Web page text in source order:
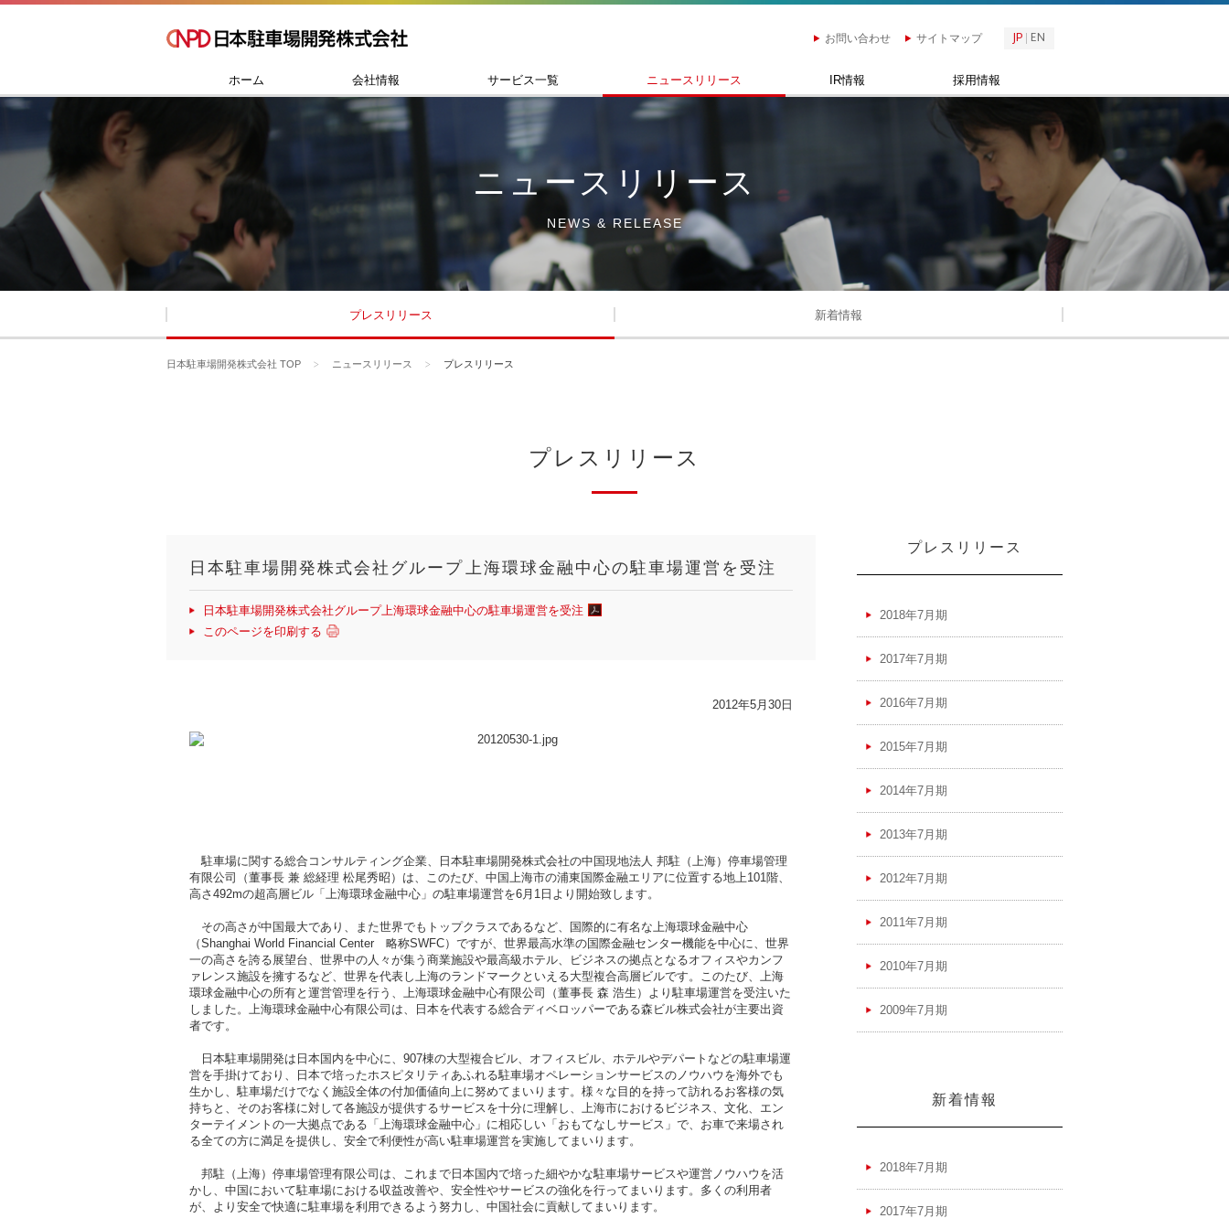
JP EN
お問い合わせ サイトマップ
ホーム 会社情報 サービス一覧 ニュースリリース IR情報 採用情報
ニュースリリース
NEWS & RELEASE
プレスリリース 新着情報
日本駐車場開発株式会社 TOP ニュースリリース プレスリリース
プレスリリース
日本駐車場開発株式会社グループ 上海環球金融中心の駐車場運営を受注
日本駐車場開発株式会社グループ 上海環球金融中心の駐車場運営を受注
このページを印刷する
2012年5月30日
駐車場に関する総合コンサルティング企業、日本駐車場開発株式会社の中国現地法人 邦駐（上海）停車場管理
有限公司（董事長 兼 総経理 松尾秀昭）は、このたび、中国上海市の浦東国際金融エリアに位置する地上101階、
高さ492mの超高層ビル「上海環球金融中心」の駐車場運営を6月1日より開始致します。
その高さが中国最大であり、また世界でもトップクラスであるなど、国際的に有名な上海環球金融中心
（Shanghai World Financial Center 略称SWFC）ですが、世界最高水準の国際金融センター機能を中心に、世界
一の高さを誇る展望台、世界中の人々が集う商業施設や最高級ホテル、ビジネスの拠点となるオフィスやカンフ
ァレンス施設を擁するなど、世界を代表し上海のランドマークといえる大型複合高層ビルです。このたび、上海
環球金融中心の所有と運営管理を行う、上海環球金融中心有限公司（董事長 森 浩生）より駐車場運営を受注いた
しました。上海環球金融中心有限公司は、日本を代表する総合ディベロッパーである森ビル株式会社が主要出資
者です。
日本駐車場開発は日本国内を中心に、907棟の大型複合ビル、オフィスビル、ホテルやデパートなどの駐車場運
営を手掛けており、日本で培ったホスピタリティあふれる駐車場オペレーションサービスのノウハウを海外でも
生かし、駐車場だけでなく施設全体の付加価値向上に努めてまいります。様々な目的を持って訪れるお客様の気
持ちと、そのお客様に対して各施設が提供するサービスを十分に理解し、上海市におけるビジネス、文化、エン
ターテイメントの一大拠点である「上海環球金融中心」に相応しい「おもてなしサービス」で、お車で来場され
る全ての方に満足を提供し、安全で利便性が高い駐車場運営を実施してまいります。
邦駐（上海）停車場管理有限公司は、これまで日本国内で培った細やかな駐車場サービスや運営ノウハウを活
かし、中国において駐車場における収益改善や、安全性やサービスの強化を行ってまいります。多くの利用者
が、より安全で快適に駐車場を利用できるよう努力し、中国社会に貢献してまいります。
プレスリリース
2018年7月期
2017年7月期
2016年7月期
2015年7月期
2014年7月期
2013年7月期
2012年7月期
2011年7月期
2010年7月期
2009年7月期
新着情報
2018年7月期
2017年7月期